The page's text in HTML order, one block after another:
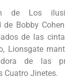
de Los
de Bobby
de las
Lionsgate
de las
Cuatro Jinetes.